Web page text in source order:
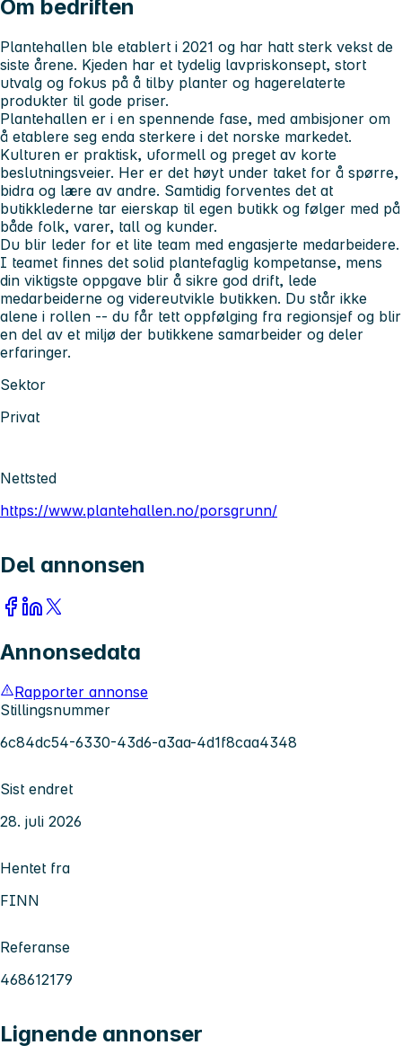
Om bedriften
Plantehallen ble etablert i 2021 og har hatt sterk vekst de
siste årene. Kjeden har et tydelig lavpriskonsept, stort
utvalg og fokus på å tilby planter og hagerelaterte
produkter til gode priser.
Plantehallen er i en spennende fase, med ambisjoner om
å etablere seg enda sterkere i det norske markedet.
Kulturen er praktisk, uformell og preget av korte
beslutningsveier. Her er det høyt under taket for å spørre,
bidra og lære av andre. Samtidig forventes det at
butikklederne tar eierskap til egen butikk og følger med på
både folk, varer, tall og kunder.
Du blir leder for et lite team med engasjerte medarbeidere.
I teamet finnes det solid plantefaglig kompetanse, mens
din viktigste oppgave blir å sikre god drift, lede
medarbeiderne og videreutvikle butikken. Du står ikke
alene i rollen -- du får tett oppfølging fra regionsjef og blir
en del av et miljø der butikkene samarbeider og deler
erfaringer.
Sektor
Privat
Nettsted
https://www.plantehallen.no/porsgrunn/
Del annonsen
Annonsedata
Rapporter annonse
Stillingsnummer
6c84dc54-6330-43d6-a3aa-4d1f8caa4348
Sist endret
28. juli 2026
Hentet fra
FINN
Referanse
468612179
Lignende annonser